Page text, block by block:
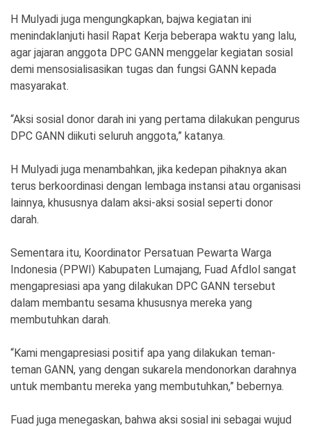
Copyright
2026
News
Indonesia
.
All
Right
H Mulyadi juga mengungkapkan, bajwa kegiatan ini
menindaklanjuti hasil Rapat Kerja beberapa waktu yang lalu,
agar jajaran anggota DPC GANN menggelar kegiatan sosial
demi mensosialisasikan tugas dan fungsi GANN kepada
masyarakat.
“Aksi sosial donor darah ini yang pertama dilakukan pengurus
DPC GANN diikuti seluruh anggota,” katanya.
H Mulyadi juga menambahkan, jika kedepan pihaknya akan
terus berkoordinasi dengan lembaga instansi atau organisasi
lainnya, khususnya dalam aksi-aksi sosial seperti donor
darah.
Sementara itu, Koordinator Persatuan Pewarta Warga
Indonesia (PPWI) Kabupaten Lumajang, Fuad Afdlol sangat
mengapresiasi apa yang dilakukan DPC GANN tersebut
dalam membantu sesama khususnya mereka yang
membutuhkan darah.
“Kami mengapresiasi positif apa yang dilakukan teman-
teman GANN, yang dengan sukarela mendonorkan darahnya
untuk membantu mereka yang membutuhkan,” bebernya.
Fuad juga menegaskan, bahwa aksi sosial ini sebagai wujud